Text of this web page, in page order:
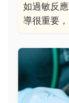
如過敏反
導很重要，